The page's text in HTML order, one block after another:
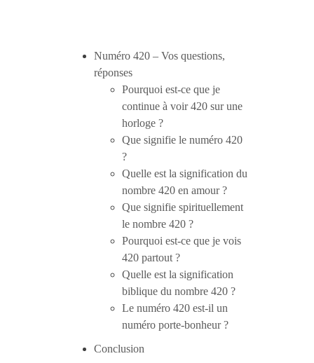
Numéro 420 – Vos questions,
réponses
Pourquoi est-ce que je
continue à voir 420 sur une
horloge ?
Que signifie le numéro 420
?
Quelle est la signification du
nombre 420 en amour ?
Que signifie spirituellement
le nombre 420 ?
Pourquoi est-ce que je vois
420 partout ?
Quelle est la signification
biblique du nombre 420 ?
Le numéro 420 est-il un
numéro porte-bonheur ?
Conclusion